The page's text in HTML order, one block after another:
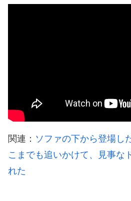
関連： ソファの下から登場し
こまでも追いかけて、見事な
れた